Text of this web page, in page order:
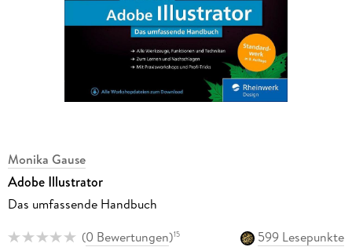
Monika Gause
Adobe Illustrator
Das umfassende Handbuch
(0 Bewertungen)15
599 Lesepunkte